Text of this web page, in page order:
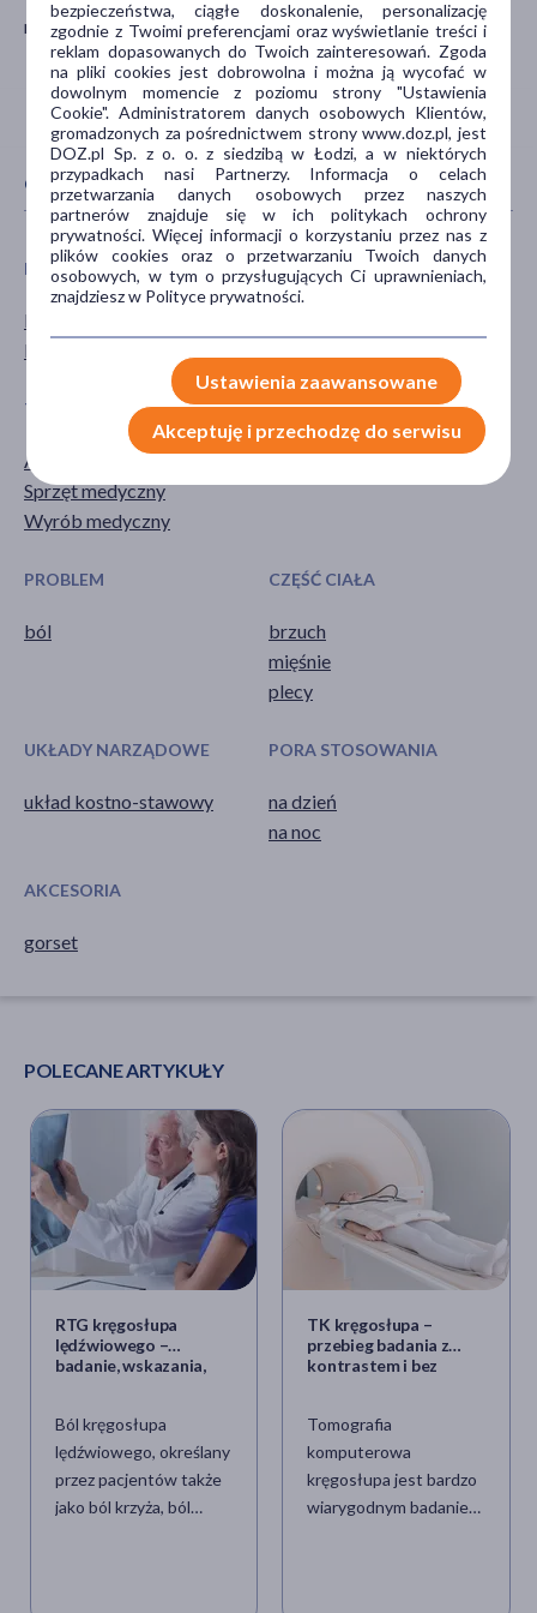
mdh.biuro@meyragroup.com
CECHY PRODUKTU
PŁEĆ
Mężczyzna
Kobieta
WIEK
TYP PRODUKTU
Akcesoria
Sprzęt medyczny
Wyrób medyczny
DZIAŁANIE/WŁAŚCIWOŚCI
ochronne
PROBLEM
ból
CZĘŚĆ CIAŁA
brzuch
mięśnie
plecy
UKŁADY NARZĄDOWE
układ kostno-stawowy
PORA STOSOWANIA
na dzień
na noc
AKCESORIA
gorset
POLECANE ARTYKUŁY
RTG kręgosłupa
lędźwiowego –
badanie, wskazania,
Ból kręgosłupa
lędźwiowego, określany
przez pacjentów także
jako ból krzyża, ból
TK kręgosłupa –
przebieg badania z
kontrastem i bez
Tomografia
komputerowa
kręgosłupa jest bardzo
wiarygodnym badaniem
bezpieczeństwa, ciągłe doskonalenie, personalizację
zgodnie z Twoimi preferencjami oraz wyświetlanie treści i
reklam dopasowanych do Twoich zainteresowań. Zgoda
na pliki cookies jest dobrowolna i można ją wycofać w
dowolnym momencie z poziomu strony "Ustawienia
Cookie". Administratorem danych osobowych Klientów,
gromadzonych za pośrednictwem strony www.doz.pl, jest
DOZ.pl Sp. z o. o. z siedzibą w Łodzi, a w niektórych
przypadkach nasi Partnerzy. Informacja o celach
przetwarzania danych osobowych przez naszych
partnerów znajduje się w ich politykach ochrony
prywatności. Więcej informacji o korzystaniu przez nas z
plików cookies oraz o przetwarzaniu Twoich danych
osobowych, w tym o przysługujących Ci uprawnieniach,
znajdziesz w Polityce prywatności.
Ustawienia zaawansowane
Akceptuję i przechodzę do serwisu